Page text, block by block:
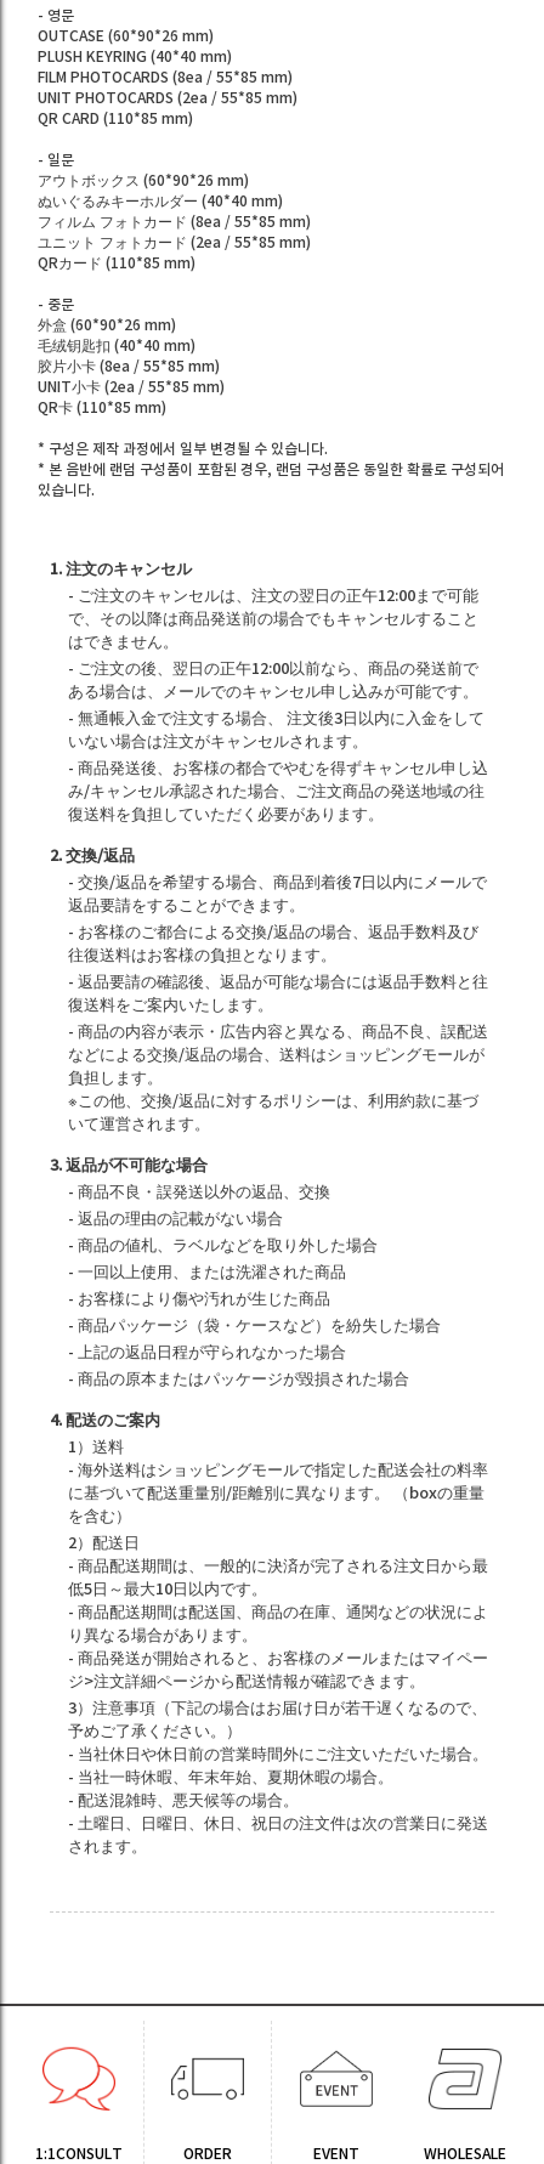
- 영문
OUTCASE (60*90*26 mm)
PLUSH KEYRING (40*40 mm)
FILM PHOTOCARDS (8ea / 55*85 mm)
UNIT PHOTOCARDS (2ea / 55*85 mm)
QR CARD (110*85 mm)
- 일문
アウトボックス (60*90*26 mm)
ぬいぐるみキーホルダー (40*40 mm)
フィルム フォトカード (8ea / 55*85 mm)
ユニット フォトカード (2ea / 55*85 mm)
QRカード (110*85 mm)
- 중문
外盒 (60*90*26 mm)
毛绒钥匙扣 (40*40 mm)
胶片小卡 (8ea / 55*85 mm)
UNIT小卡 (2ea / 55*85 mm)
QR卡 (110*85 mm)
* 구성은 제작 과정에서 일부 변경될 수 있습니다.
* 본 음반에 랜덤 구성품이 포함된 경우, 랜덤 구성품은 동일한 확률로 구성되어
있습니다.
1. 注文のキャンセル
- ご注文のキャンセルは、注文の翌日の正午12:00まで可能
で、その以降は商品発送前の場合でもキャンセルすること
はできません。
- ご注文の後、翌日の正午12:00以前なら、商品の発送前で
ある場合は、メールでのキャンセル申し込みが可能です。
- 無通帳入金で注文する場合、 注文後3日以内に入金をして
いない場合は注文がキャンセルされます。
- 商品発送後、お客様の都合でやむを得ずキャンセル申し込
み/キャンセル承認された場合、ご注文商品の発送地域の往
復送料を負担していただく必要があります。
2. 交換/返品
- 交換/返品を希望する場合、商品到着後7日以内にメールで
返品要請をすることができます。
- お客様のご都合による交換/返品の場合、返品手数料及び
往復送料はお客様の負担となります。
- 返品要請の確認後、返品が可能な場合には返品手数料と往
復送料をご案内いたします。
- 商品の内容が表示・広告内容と異なる、商品不良、誤配送
などによる交換/返品の場合、送料はショッピングモールが
負担します。
※この他、交換/返品に対するポリシーは、利用約款に基づ
いて運営されます。
3. 返品が不可能な場合
- 商品不良・誤発送以外の返品、交換
- 返品の理由の記載がない場合
- 商品の値札、ラベルなどを取り外した場合
- 一回以上使用、または洗濯された商品
- お客様により傷や汚れが生じた商品
- 商品パッケージ（袋・ケースなど）を紛失した場合
- 上記の返品日程が守られなかった場合
- 商品の原本またはパッケージが毀損された場合
4. 配送のご案内
1）送料
- 海外送料はショッピングモールで指定した配送会社の料率
に基づいて配送重量別/距離別に異なります。 （boxの重量
を含む）
2）配送日
- 商品配送期間は、一般的に決済が完了される注文日から最
低5日～最大10日以内です。
- 商品配送期間は配送国、商品の在庫、通関などの状況によ
り異なる場合があります。
- 商品発送が開始されると、お客様のメールまたはマイペー
ジ>注文詳細ページから配送情報が確認できます。
3）注意事項（下記の場合はお届け日が若干遅くなるので、
予めご了承ください。）
- 当社休日や休日前の営業時間外にご注文いただいた場合。
- 当社一時休暇、年末年始、夏期休暇の場合。
- 配送混雑時、悪天候等の場合。
- 土曜日、日曜日、休日、祝日の注文件は次の営業日に発送
されます。
1:1CONSULT ORDER EVENT WHOLESALE